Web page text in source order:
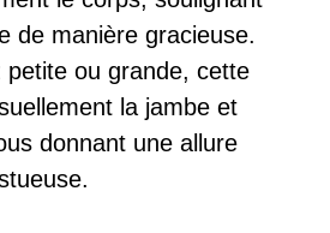
de manière gracieuse.
petite ou grande, cette
la jambe et
donnant une allure